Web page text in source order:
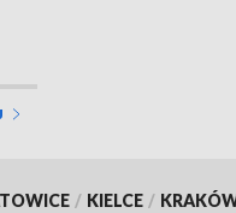
/ KIELCE /